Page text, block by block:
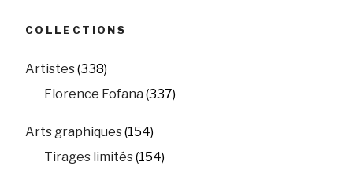
COLLECTIONS
Artistes(338)
Florence Fofana (337)
Arts graphiques(154)
Tirages limités(154)